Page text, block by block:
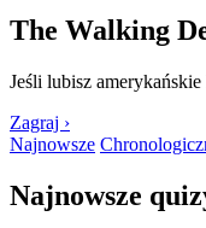
The Walking
Jeśli lubisz
Zagraj ›
Najnowsze
Najnowsze